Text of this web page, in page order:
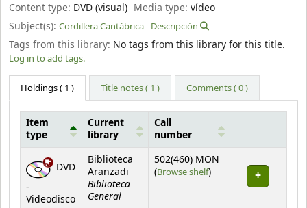
Content type: DVD (visual) Media type:vídeo
Subject(s): Cordillera Cantábrica - Descripción
Tags from this library: No tags from this library for this title.
Log in to add tags.
Holdings( 1 ) Title notes ( 1 ) Comments ( 0 )
Holdings
Item
type
Current
library
Call
number
DVD
-
Videodisco
Biblioteca
Aranzadi
Biblioteca
General
502(460) MON
(Browse shelf(Opens below)
)